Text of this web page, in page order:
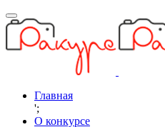
Главная
';
О конкурсе